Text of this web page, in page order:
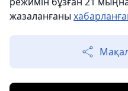
жазаланғаны